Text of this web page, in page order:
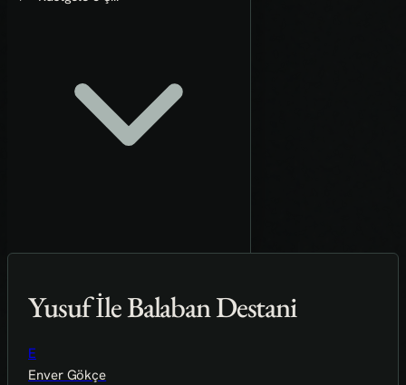
Yusuf İle Balaban Destani
E
Enver Gökçe